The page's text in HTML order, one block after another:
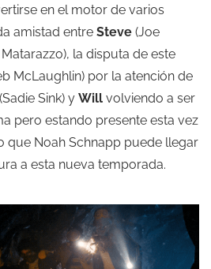
en el motor de varios
amistad entre Steve (Joe
Matarazzo), la disputa de este
McLaughlin) por la atención de
(Sadie Sink) y Will volviendo a ser
pero estando presente esta vez
que Noah Schnapp puede llegar
a esta nueva temporada.